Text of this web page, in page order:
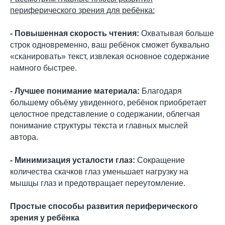
периферического зрения для ребёнка:
- Повышенная скорость чтения: Охватывая больше
строк одновременно, ваш ребёнок сможет буквально
«сканировать» текст, извлекая основное содержание
намного быстрее.
- Лучшее понимание материала: Благодаря
большему объёму увиденного, ребёнок приобретает
целостное представление о содержании, облегчая
понимание структуры текста и главных мыслей
автора.
- Минимизация усталости глаз: Сокращение
количества скачков глаз уменьшает нагрузку на
мышцы глаз и предотвращает переутомление.
Простые способы развития периферического
зрения у ребёнка